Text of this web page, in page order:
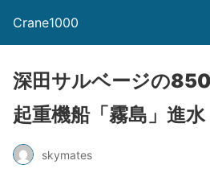
Crane1000
深田サルベージの
起重機船「霧島」進水
skymates